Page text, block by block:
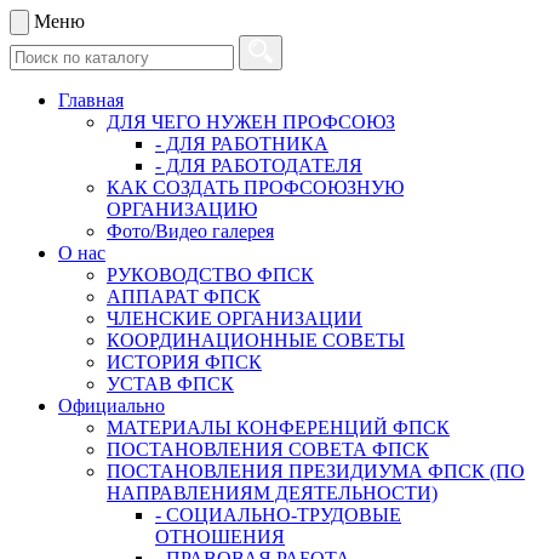
Меню
Главная
ДЛЯ ЧЕГО НУЖЕН ПРОФСОЮЗ
- ДЛЯ РАБОТНИКА
- ДЛЯ РАБОТОДАТЕЛЯ
КАК СОЗДАТЬ ПРОФСОЮЗНУЮ
ОРГАНИЗАЦИЮ
Фото/Видео галерея
О нас
РУКОВОДСТВО ФПСК
АППАРАТ ФПСК
ЧЛЕНСКИЕ ОРГАНИЗАЦИИ
КООРДИНАЦИОННЫЕ СОВЕТЫ
ИСТОРИЯ ФПСК
УСТАВ ФПСК
Официально
МАТЕРИАЛЫ КОНФЕРЕНЦИЙ ФПСК
ПОСТАНОВЛЕНИЯ СОВЕТА ФПСК
ПОСТАНОВЛЕНИЯ ПРЕЗИДИУМА ФПСК (ПО
НАПРАВЛЕНИЯМ ДЕЯТЕЛЬНОСТИ)
- СОЦИАЛЬНО-ТРУДОВЫЕ
ОТНОШЕНИЯ